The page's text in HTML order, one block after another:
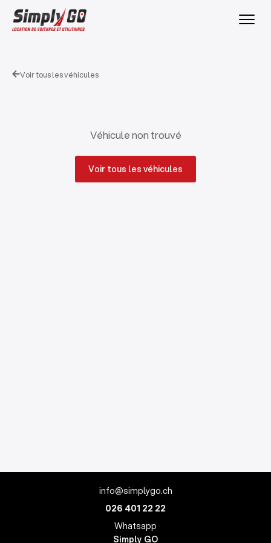
Voir tous les véhicules
Véhicule non trouvé
Voir tous les véhicules
info@simplygo.ch
026 401 22 22
Whatsapp
Simply GO